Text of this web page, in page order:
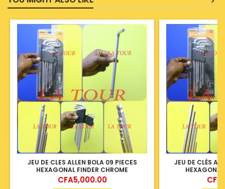
JEU DE CLES ALLEN BOLA 09 PIECES
HEXAGONAL FINDER CHROME
Price
CFA5,000.00
JEU DE CLÉS
Price